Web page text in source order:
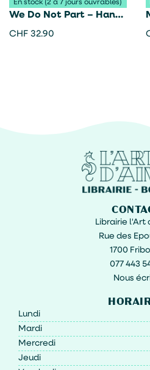
En stock (2 à 7 jours ouvrables)
We Do Not Part – Han
Kang
CHF 32.90
Librairie l'Art
Rue des
1700
077 443
Nous
Lundi
Mardi
Mercredi
Jeudi